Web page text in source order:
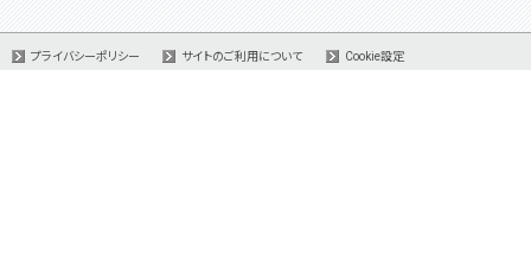
プライバシーポリシー サイトのご利用について Cookie設定